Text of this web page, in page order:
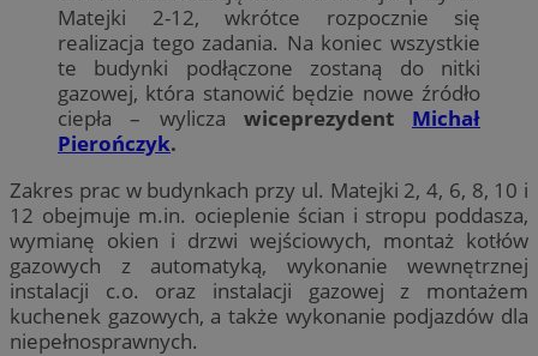
Matejki 2-12, wkrótce rozpocznie się
realizacja tego zadania. Na koniec wszystkie
te budynki podłączone zostaną do nitki
gazowej, która stanowić będzie nowe źródło
ciepła – wylicza wiceprezydent Michał
Pierończyk.
Zakres prac w budynkach przy ul. Matejki 2, 4, 6, 8, 10 i
12 obejmuje m.in. ocieplenie ścian i stropu poddasza,
wymianę okien i drzwi wejściowych, montaż kotłów
gazowych z automatyką, wykonanie wewnętrznej
instalacji c.o. oraz instalacji gazowej z montażem
kuchenek gazowych, a także wykonanie podjazdów dla
niepełnosprawnych.